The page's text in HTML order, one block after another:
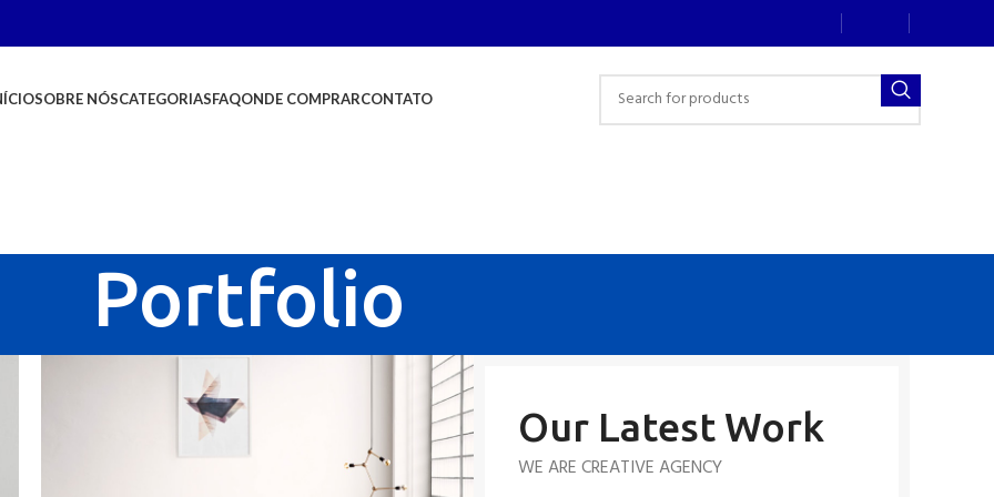
SOBRE NÓSCATEGORIASFAQONDE COMPRARCONTATO
Portfolio
Our Latest Work
WE ARE CREATIVE AGENCY